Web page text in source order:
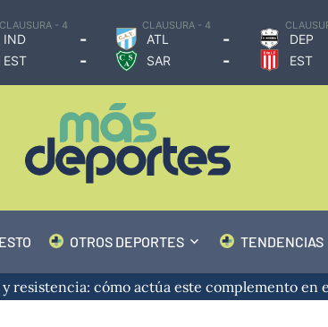
CLAUSURA - 4
IND -
EST -
CLAUSURA - 4
ATL -
SAR -
DEP
EST
OTROS DEPORTES TENDENCIAS
resistencia: cómo actúa este complemento